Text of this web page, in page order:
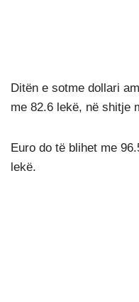
Ditën e sotme dollari
me 82.6 lekë, në shitje
Euro do të blihet me
lekë.